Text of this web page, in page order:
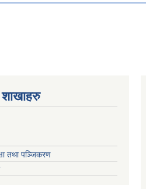
तथा पञ्जिकरण